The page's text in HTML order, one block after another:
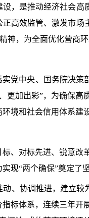
是推动经济社会高
高效监管、激发市
神，为全面优化营商
中央、国务院决策
更加出彩”，为确保
境和社会信用体系建
、对标先进、锐意
现“两个确保”奠定了
协调推进，建立较
标体系，连续三年